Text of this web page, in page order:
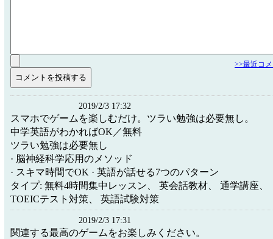
>>最近コ
2019/2/3 17:32
スマホでゲームを楽しむだけ。ツラい勉強は必要無し。
中学英語がわかればOK／無料
ツラい勉強は必要無し
· 脳神経科学応用のメソッド
· スキマ時間でOK · 英語が話せる7つのパターン
タイプ: 無料4時間集中レッスン、 英会話教材、 通学講座、
TOEICテスト対策、 英語試験対策
2019/2/3 17:31
関連する最高のゲームをお楽しみください。